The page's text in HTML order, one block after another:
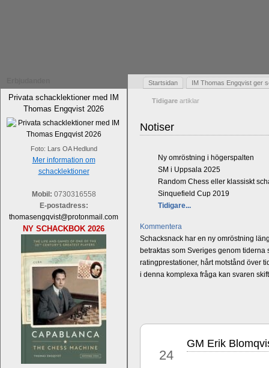
Privata schacklektioner med IM
Thomas Engqvist 2026
Foto: Lars OA Hedlund
Mer information om
schacklektioner
Mobil: 0730316558
E-postadress:
thomasengqvist@protonmail.com
NY SCHACKBOK 2026
Startsidan IM Thomas Engqvist ger
Tidigare artiklar
Notiser
Ny omröstning i högerspalten
SM i Uppsala 2025
Random Chess eller klassiskt
Sinquefield Cup 2019
Tidigare...
Kommentera
Schacksnack har en ny omröstning
betraktas som Sveriges genom
ratingprestationer, hårt motstånd över
i denna komplexa fråga kan svaren
24
GM Erik